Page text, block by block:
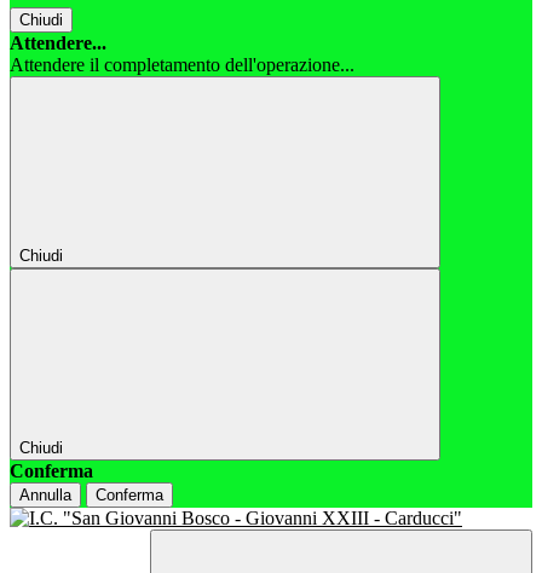
Chiudi
Attendere...
Attendere il completamento dell'operazione...
Chiudi
Chiudi
Conferma
Annulla Conferma